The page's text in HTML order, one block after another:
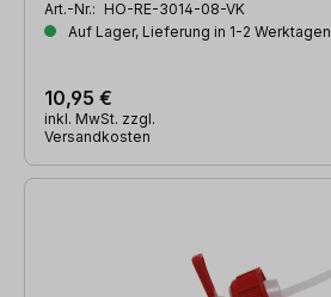
Art.-Nr.: HO-RE-3014-08-VK
Auf Lager, Lieferung in 1-2 Werktagen
10,95 €
inkl. MwSt. zzgl.
Versandkosten